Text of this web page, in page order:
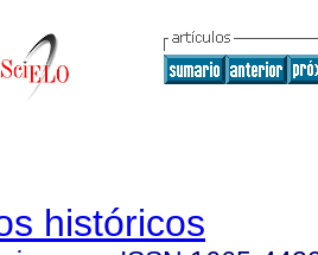
históricos